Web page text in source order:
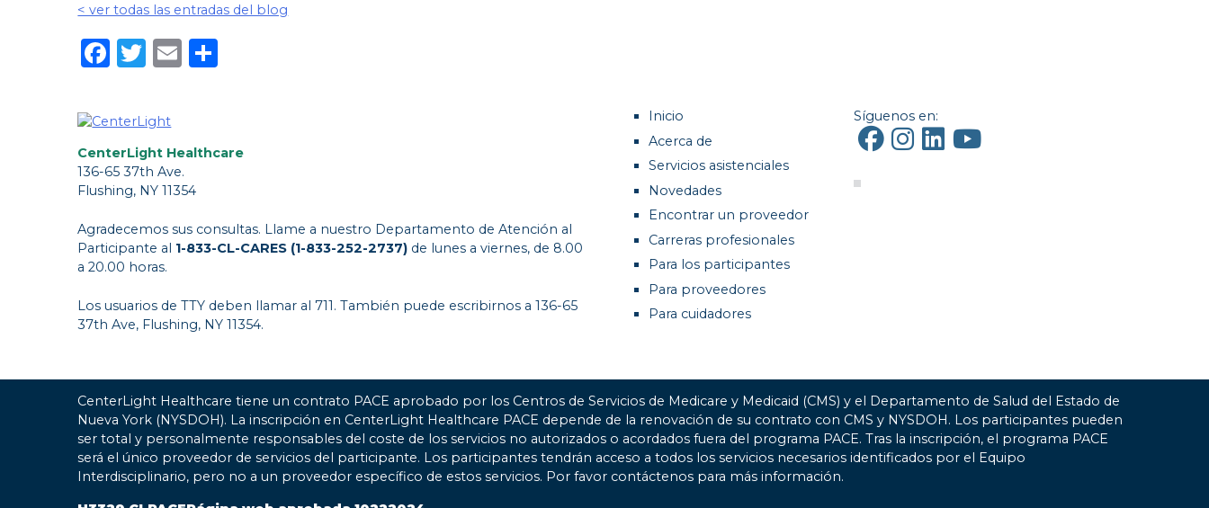
< ver todas las entradas del blog
Facebook
Twitter
Email
CenterLight Healthcare
136-65 37th Ave.
Flushing, NY 11354
Agradecemos sus consultas. Llame a nuestro Departamento de Atención al
Participante al 1-833-CL-CARES (1-833-252-2737) de lunes a viernes, de 8.00
a 20.00 horas.
Los usuarios de TTY deben llamar al 711. También puede escribirnos a 136-65
37th Ave, Flushing, NY 11354.
Inicio
Acerca de
Servicios asistenciales
Novedades
Encontrar un proveedor
Carreras profesionales
Para los participantes
Para proveedores
Para cuidadores
Síguenos en:
CenterLight Healthcare tiene un contrato PACE aprobado por los Centros de Servicios de Medicare y Medicaid (CMS) y el Departamento de Salud del Estado de
Nueva York (NYSDOH). La inscripción en CenterLight Healthcare PACE depende de la renovación de su contrato con CMS y NYSDOH. Los participantes pueden
ser total y personalmente responsables del coste de los servicios no autorizados o acordados fuera del programa PACE. Tras la inscripción, el programa PACE
será el único proveedor de servicios del participante. Los participantes tendrán acceso a todos los servicios necesarios identificados por el Equipo
Interdisciplinario, pero no a un proveedor específico de estos servicios. Por favor contáctenos para más información.